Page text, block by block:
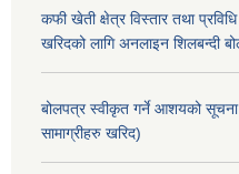
कफी खेती क्षेत्र विस्तार तथा
खरिदको लागि अनलाइन शिलबन्दी
बोलपत्र स्वीकृत गर्ने आशयको
सामाग्रीहरु खरिद)